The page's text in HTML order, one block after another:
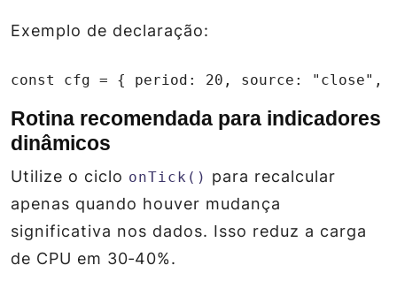
Exemplo de declaração:
const cfg = { period: 20, source:
Rotina recomendada para indicadores
dinâmicos
Utilize o ciclo onTick() para recalcular
apenas quando houver mudança
significativa nos dados. Isso reduz a carga
de CPU em 30‑40%.